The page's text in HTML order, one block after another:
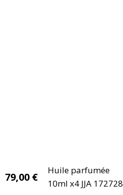
79,00 €
Huile parfumée
10ml x4 JJA 172728